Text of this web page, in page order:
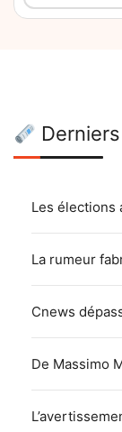
Les élections
La rumeur
Cnews
De Massimo